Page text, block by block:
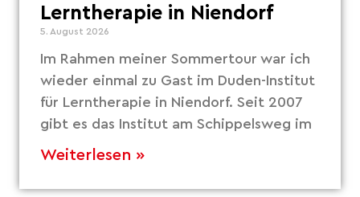
Lerntherapie in Niendorf
5. August 2026
Im Rahmen meiner Sommertour war ich
wieder einmal zu Gast im Duden-Institut
für Lerntherapie in Niendorf. Seit 2007
gibt es das Institut am Schippelsweg im
Weiterlesen »